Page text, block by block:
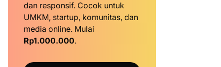
dan responsif. Cocok untuk
UMKM, startup, komunitas, dan
media online. Mulai
Rp1.000.000.